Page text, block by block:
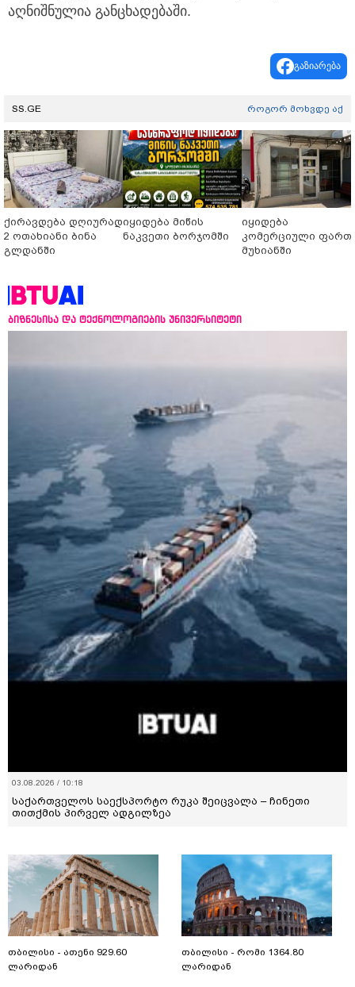
აღნიშნულია განცხადებაში.
გაზიარება
SS.GE როგორ მოხვდე აქ
ქირავდება დღიურად
2 ოთახიანი ბინა
გლდანში
იყიდება მიწის
ნაკვეთი ბორჯომში
იყიდება
კომერციული
მუხიანში
ბიზნესისა და ტექნოლოგიების უნივერსიტეტი
03.08.2026 / 10:18
საქართველოს საექსპორტო რუკა შეიცვალა – ჩინეთი
თითქმის პირველ ადგილზეა
თბილისი - ათენი 929.60
ლარიდან
თბილისი - რომი 1364.80
ლარიდან